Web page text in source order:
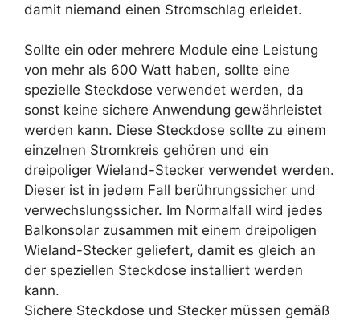
damit niemand einen Stromschlag erleidet.
Sollte ein oder mehrere Module eine Leistung
von mehr als 600 Watt haben, sollte eine
spezielle Steckdose verwendet werden, da
sonst keine sichere Anwendung gewährleistet
werden kann. Diese Steckdose sollte zu einem
einzelnen Stromkreis gehören und ein
dreipoliger Wieland-Stecker verwendet werden.
Dieser ist in jedem Fall berührungssicher und
verwechslungssicher. Im Normalfall wird jedes
Balkonsolar zusammen mit einem dreipoligen
Wieland-Stecker geliefert, damit es gleich an
der speziellen Steckdose installiert werden
kann.
Sichere Steckdose und Stecker müssen gemäß